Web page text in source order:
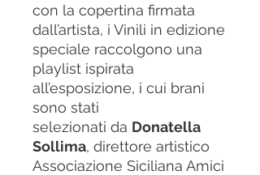
con la copertina firmata
dall’artista, i Vinili in edizione
speciale raccolgono una
playlist ispirata
all’esposizione, i cui brani
sono stati
selezionati da Donatella
Sollima, direttore artistico
Associazione Siciliana Amici